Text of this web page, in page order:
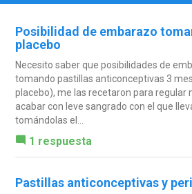
Posibilidad de embarazo
placebo
Necesito saber que posibilidades de
tomando pastillas anticonceptivas 3
placebo), me las recetaron para regular
acabar con leve sangrado con el que
tomándolas el...
1 respuesta
Pastillas anticonceptivas y